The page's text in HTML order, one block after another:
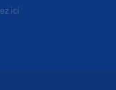
ici